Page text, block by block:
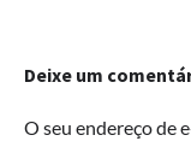
Deixe um
O seu endereço de